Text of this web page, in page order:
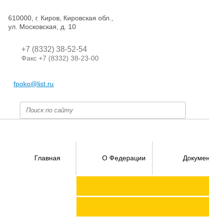
610000, г. Киров, Кировская обл.,
ул. Московская, д. 10
+7 (8332) 38-52-54
Факс +7 (8332) 38-23-00
fpoko@list.ru
Главная О Федерации